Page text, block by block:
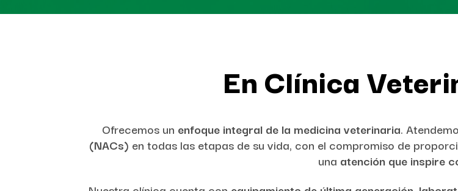
En Clínica
Ofrecemos un enfoque integral de la medicina veterinaria.
(NACs) en todas las etapas de su vida, con el compromiso de
una atención que inspire